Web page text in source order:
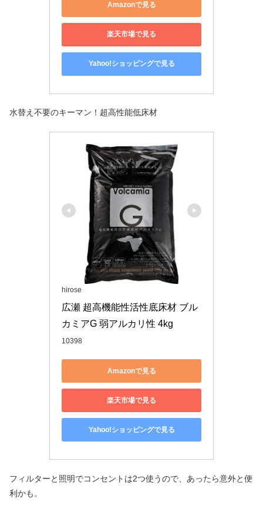
Amazonで見る
楽天市場で見る
Yahoo!ショッピングで見る
水替え不要のキーマン！超高性能低床材
hirose
広瀬 超高機能性活性底床材 ブル
カミアG 弱アルカリ性 4kg
10398
Amazonで見る
楽天市場で見る
Yahoo!ショッピングで見る
フィルターと照明でコンセントは2つ使うので、あったら意外と便
利かも。